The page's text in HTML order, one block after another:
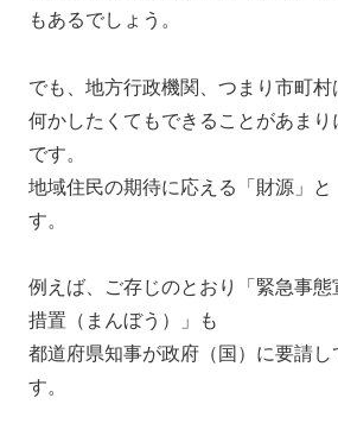
もあるでしょう。
でも、地方行政機関、つまり市町村
何かしたくてもできることがあま
です。
地域住民の期待に応える「財源」
す。
例えば、ご存じのとおり「緊急事
措置（まんぼう）」も
都道府県知事が政府（国）に要請し
す。